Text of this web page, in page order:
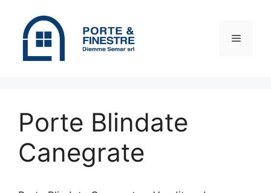
contenuto
Menu
Porte Blindate
Canegrate